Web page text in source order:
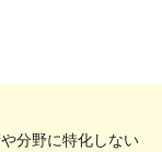
分野に特化しない